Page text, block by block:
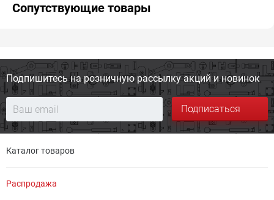
Сопутствующие товары
Подпишитесь на розничную рассылку акций и новинок
Подписаться
Каталог товаров
Распродажа